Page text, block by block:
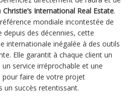
Christie’s International Real Estate.
mondiale incontestée de
depuis des décennies, cette
internationale inégalée à des outils
Elle garantit à chaque client un
un service irréprochable et une
pour faire de votre projet
un succès retentissant.